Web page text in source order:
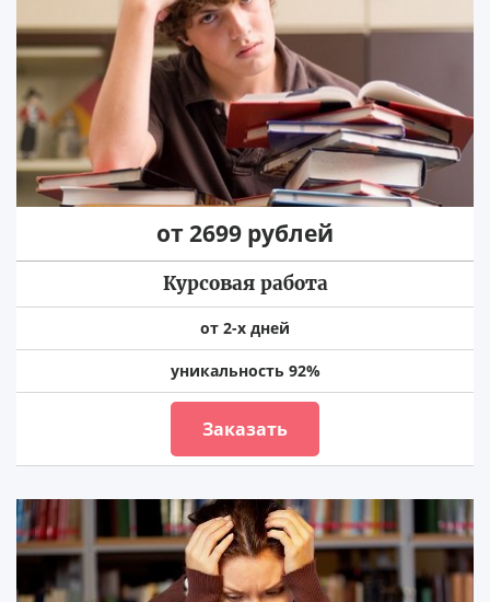
от 2699 рублей
Курсовая работа
от 2-х дней
уникальность 92%
Заказать